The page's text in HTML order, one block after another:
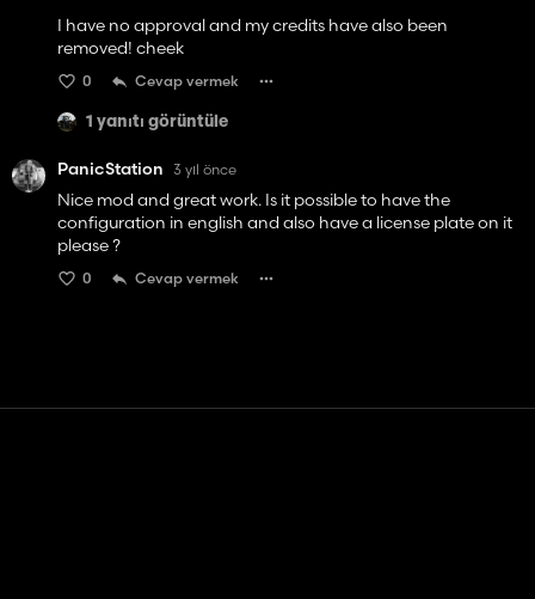
I have no approval and my credits have also been
removed! cheek
0 Cevap vermek
1 yanıtı görüntüle
PanicStation 3 yıl önce
Nice mod and great work. Is it possible to have the
configuration in english and also have a license plate on it
please ?
0 Cevap vermek